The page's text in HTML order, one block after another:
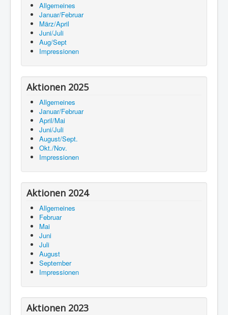
Allgemeines
Januar/Februar
März/April
Juni/Juli
Aug/Sept
Impressionen
Aktionen 2025
Allgemeines
Januar/Februar
April/Mai
Juni/Juli
August/Sept.
Okt./Nov.
Impressionen
Aktionen 2024
Allgemeines
Februar
Mai
Juni
Juli
August
September
Impressionen
Aktionen 2023